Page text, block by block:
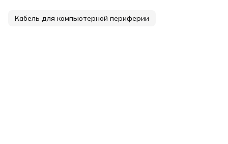
Кабель для компьютерной периферии